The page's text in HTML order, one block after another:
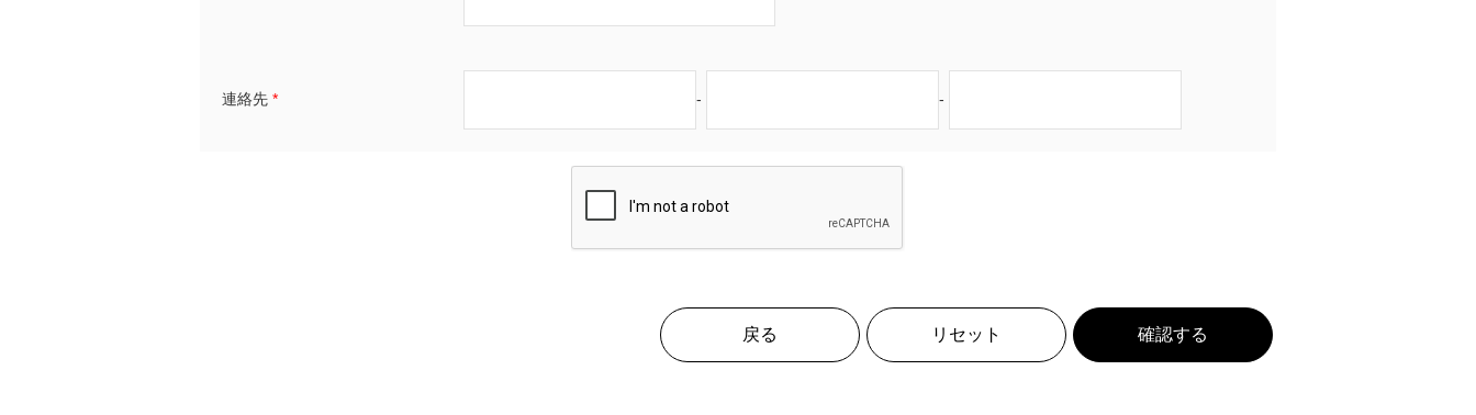
連絡先 * - -
戻る リセット 確認する